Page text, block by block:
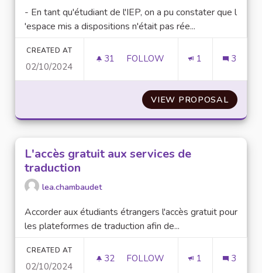
- En tant qu'étudiant de l'IEP, on a pu constater que l
'espace mis a dispositions n'était pas rée...
CREATED AT
02/10/2024
31 31 FOLLOWERS
FOLLOW 1 3
VIEW PROPOSAL
L'accès gratuit aux services de
traduction
lea.chambaudet
Accorder aux étudiants étrangers l'accès gratuit pour
les plateformes de traduction afin de...
CREATED AT
02/10/2024
32 32 FOLLOWERS
FOLLOW 1 3